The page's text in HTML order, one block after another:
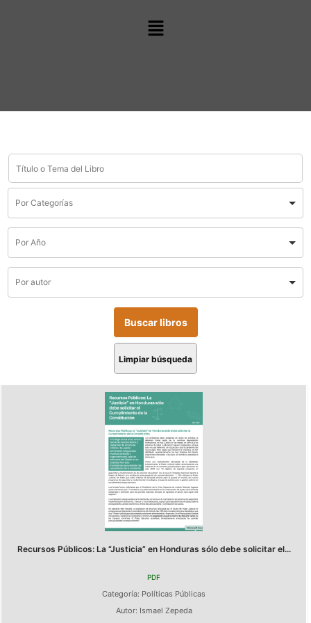
Limpiar búsqueda
Recursos Públicos: La “Justicia” en Honduras sólo debe solicitar el...
PDF
Categoría: Políticas Públicas
Autor: Ismael Zepeda